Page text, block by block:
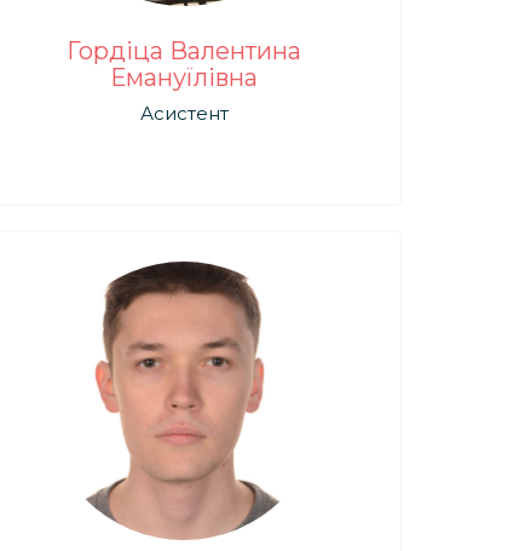
Гордіца Валентина
Емануїлівна
Асистент